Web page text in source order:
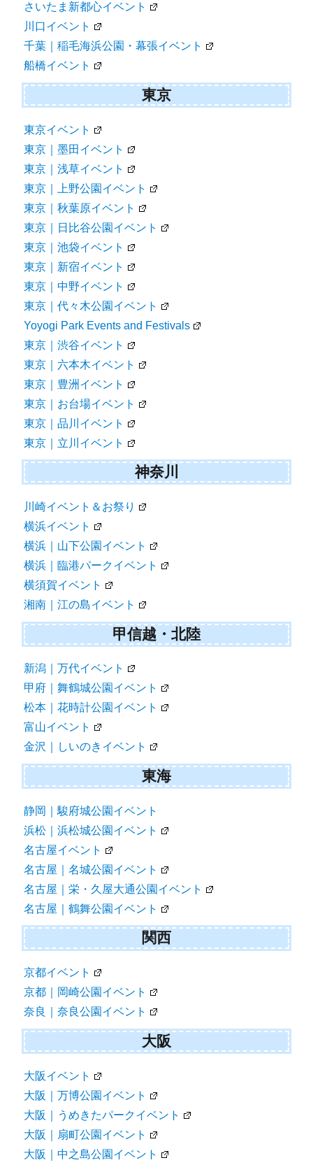
さいたま新都心イベント
川口イベント
千葉｜稲毛海浜公園・幕張イベント
船橋イベント
東京
東京イベント
東京｜墨田イベント
東京｜浅草イベント
東京｜上野公園イベント
東京｜秋葉原イベント
東京｜日比谷公園イベント
東京｜池袋イベント
東京｜新宿イベント
東京｜中野イベント
東京｜代々木公園イベント
Yoyogi Park Events and Festivals
東京｜渋谷イベント
東京｜六本木イベント
東京｜豊洲イベント
東京｜お台場イベント
東京｜品川イベント
東京｜立川イベント
神奈川
川崎イベント＆お祭り
横浜イベント
横浜｜山下公園イベント
横浜｜臨港パークイベント
横須賀イベント
湘南｜江の島イベント
甲信越・北陸
新潟｜万代イベント
甲府｜舞鶴城公園イベント
松本｜花時計公園イベント
富山イベント
金沢｜しいのきイベント
東海
静岡｜駿府城公園イベント
浜松｜浜松城公園イベント
名古屋イベント
名古屋｜名城公園イベント
名古屋｜栄・久屋大通公園イベント
名古屋｜鶴舞公園イベント
関西
京都イベント
京都｜岡崎公園イベント
奈良｜奈良公園イベント
大阪
大阪イベント
大阪｜万博公園イベント
大阪｜うめきたパークイベント
大阪｜扇町公園イベント
大阪｜中之島公園イベント